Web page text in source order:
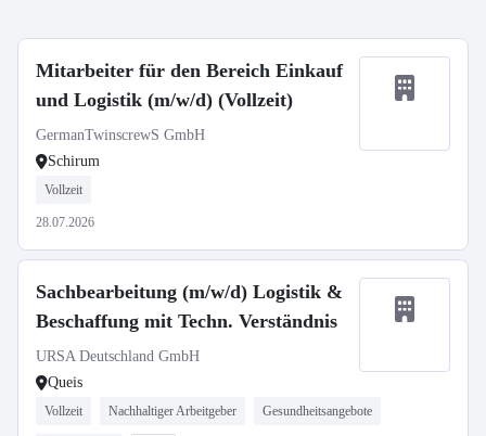
Mitarbeiter für den Bereich Einkauf
und Logistik (m/w/d) (Vollzeit)
GermanTwinscrewS GmbH
Schirum
Vollzeit
28.07.2026
Sachbearbeitung (m/w/d) Logistik &
Beschaffung mit Techn. Verständnis
URSA Deutschland GmbH
Queis
Vollzeit Nachhaltiger Arbeitgeber Gesundheitsangebote